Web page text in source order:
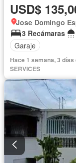
USD$
Jose Domingo
3 Recámaras
Garaje
Hace 1 semana, 3 días
SERVICES